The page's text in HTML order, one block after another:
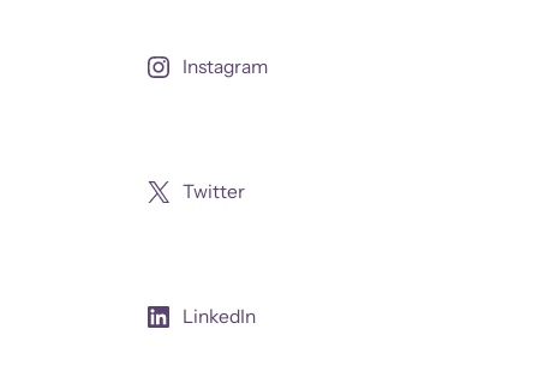
Instagram
Twitter
LinkedIn